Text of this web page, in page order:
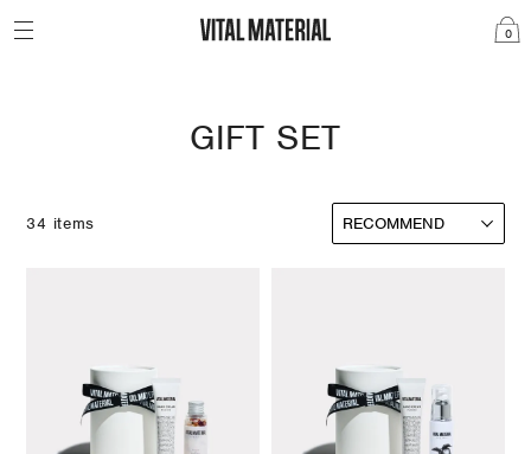
0
GIFT SET
34 items